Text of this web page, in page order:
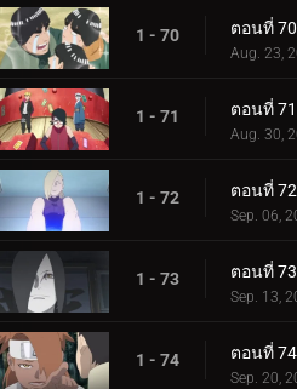
1 - 70
Aug. 23,
1 - 71 ตอนที่
Aug. 30,
1 - 72 ตอนที่
Sep. 06,
1 - 73 ตอนที่
Sep. 13,
1 - 74 ตอนที่
Sep. 20,